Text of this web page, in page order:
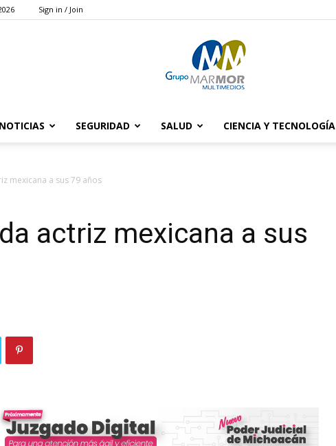
Sign in / Join
Marmor
NOTICIAS SEGURIDAD SALUD CIENCIA Y TECNOLOGÍA
mexicana a sus 79 años
actriz mexicana a sus